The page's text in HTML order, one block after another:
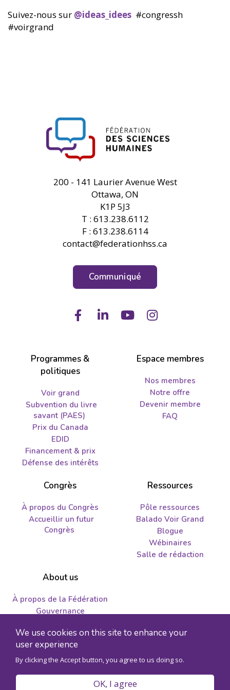
We use cookies on this site to enhance your
user experience
By clicking the Accept button, you agree to us doing so.
OK, I agree
Suivez-nous sur @ideas­_idees #congressh
#voirgrand
200 - 141 Laurier Avenue West
Ottawa, ON
K1P 5J3
T : 613.238.6112
F : 613.238.6114
contact@federationhss.ca
Communiqué
FacebookLinkedIn
YoutubeInstagram
Programmes &
politiques
Voir grand
Subvention du livre
savant (PAES)
Prix du Canada
EDID
Financement & prix
Défense des intérêts
Espace membres
Nos membres
Notre offre
Devenir membre
FAQ
Congrès
À propos du Congrès
Accueillir un futur
Congrès
Ressources
Pôle ressources
Balado Voir Grand
Blogue
Wébinaires
Salle de rédaction
About us
À propos de la Fédération
Gouvernance
Emplois et propositions
d'enregistrement de l'organisme 89241141RR0001